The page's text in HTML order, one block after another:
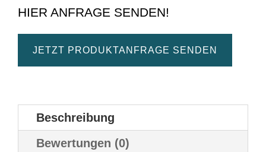
HIER ANFRAGE SENDEN!
JETZT PRODUKTANFRAGE SENDEN
Beschreibung
Bewertungen (0)